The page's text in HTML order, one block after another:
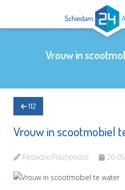
Vrouw in
112
Vrouw in scootmobiel
Redactie/Flashphoto 26-